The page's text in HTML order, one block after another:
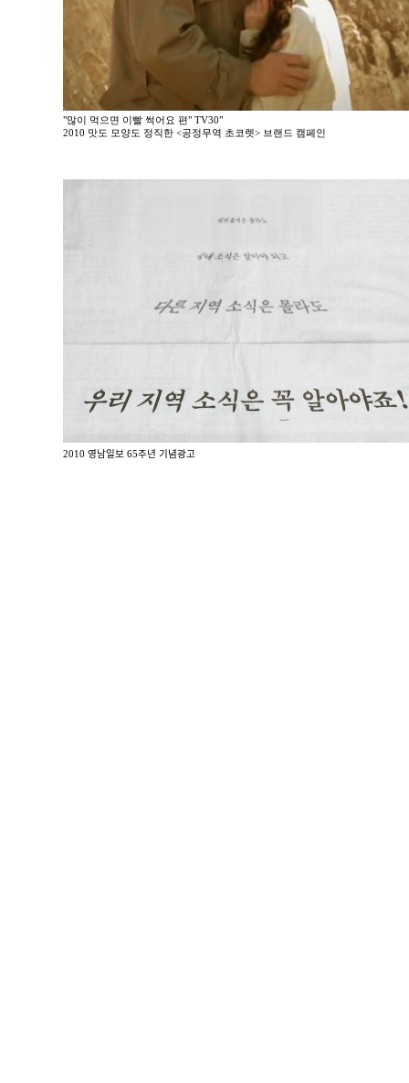
"많이 먹으면 이빨 썩어요 편" TV30"
2010 맛도 모양도 정직한 <공정무역 초코렛> 브랜드 캠페인
2010 영남일보 65주년 기념광고